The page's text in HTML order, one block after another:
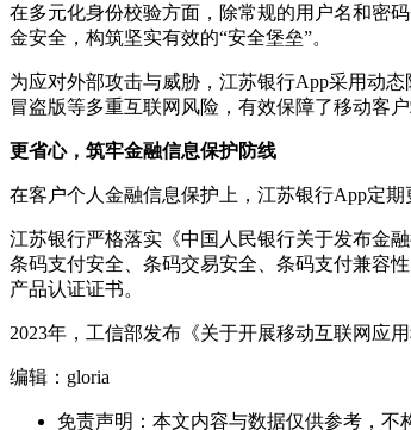
在多元化身份校验方面，除常规的用户名和密
金安全，构筑坚实有效的“安全堡垒”。
为应对外部攻击与威胁，江苏银行App采用动
冒盗版等多重互联网风险，有效保障了移动客户
更省心，筑牢金融信息保护防线
在客户个人金融信息保护上，江苏银行App定
江苏银行严格落实《中国人民银行关于发布金
条码支付安全、条码交易安全、条码支付兼容
产品认证证书。
2023年，工信部发布《关于开展移动互联网应
编辑：gloria
免责声明：本文内容与数据仅供参考，不